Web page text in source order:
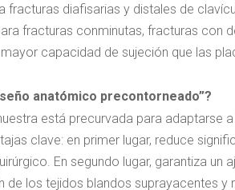
fracturas diafisarias y distales de
fracturas conminutas, fracturas con
capacidad de sujeción que las
anatómico precontorneado”?
está precurvada para adaptarse
clave: en primer lugar, reduce
En segundo lugar, garantiza un
de los tejidos blandos suprayacentes y